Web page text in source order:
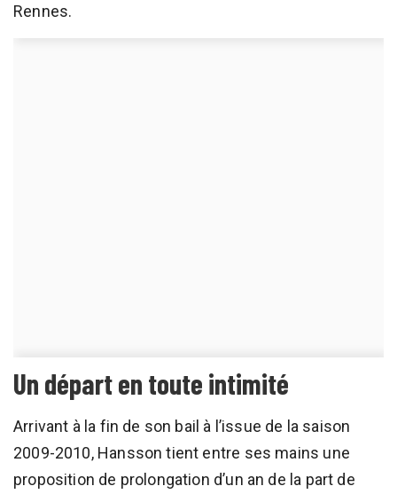
Rennes.
Un départ en toute intimité
Arrivant à la fin de son bail à l’issue de la saison
2009-2010, Hansson tient entre ses mains une
proposition de prolongation d’un an de la part de